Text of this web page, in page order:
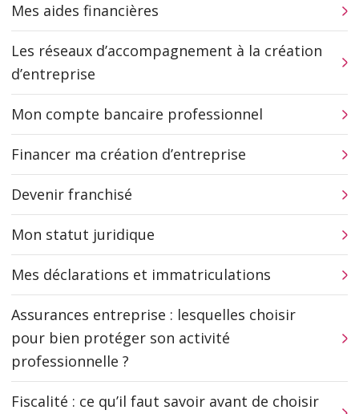
Mes aides financières
Les réseaux d’accompagnement à la création
d’entreprise
Mon compte bancaire professionnel
Financer ma création d’entreprise
Devenir franchisé
Mon statut juridique
Mes déclarations et immatriculations
Assurances entreprise : lesquelles choisir
pour bien protéger son activité
professionnelle ?
Fiscalité : ce qu’il faut savoir avant de choisir